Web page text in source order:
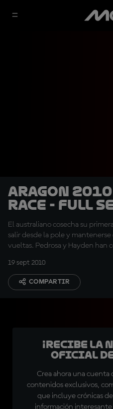
Aragon 2010
Race - Full
El australiano cosecha su
salir desde la pole y
vueltas. Pedrosa y Hayden han
19 sept 2010
COMPARTIR
¡Recibe
oficial de
Crea ahora una cuenta
contenidos exclusivos,
que incluye crónicas
información